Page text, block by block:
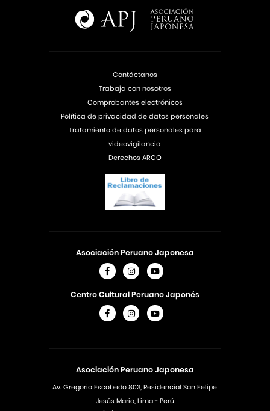
Asociación Peruano Japonesa
Av. Gregorio Escobedo 803, Residencial San Felipe
Jesús Maria, Lima - Perú
Asociación Peruano Japonesa
Centro Cultural Peruano Japonés
Contáctanos
Trabaja con nosotros
Comprobantes electrónicos
Política de privacidad de datos personales
Tratamiento de datos personales para
videovigilancia
Derechos ARCO